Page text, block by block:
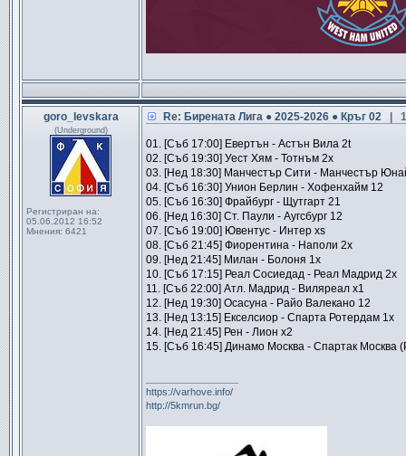
goro_levskara
(Underground)
Регистриран на:
05.06.2012 16:52
Мнения: 6421
Re: Бирената Лига ● 2025-2026 ● Кръг 02 |
01. [Съб 17:00] Евертън - Астън Вила 2t
02. [Съб 19:30] Уест Хям - Тотнъм 2x
03. [Нед 18:30] Манчестър Сити - Манчестър
04. [Съб 16:30] Унион Берлин - Хофенхайм 12
05. [Съб 16:30] Фрайбург - Щутгарт 21
06. [Нед 16:30] Ст. Паули - Аугсбург 12
07. [Съб 19:00] Ювентус - Интер xs
08. [Съб 21:45] Фиорентина - Наполи 2x
09. [Нед 21:45] Милан - Болоня 1x
10. [Съб 17:15] Реал Сосиедад - Реал Мадрид 2x
11. [Съб 22:00] Атл. Мадрид - Виляреал x1
12. [Нед 19:30] Осасуна - Райо Валекано 12
13. [Нед 13:15] Екселсиор - Спарта Ротердам 1x
14. [Нед 21:45] Рен - Лион x2
15. [Съб 16:45] Динамо Москва - Спартак Москва
https://varhove.info/
http://5kmrun.bg/